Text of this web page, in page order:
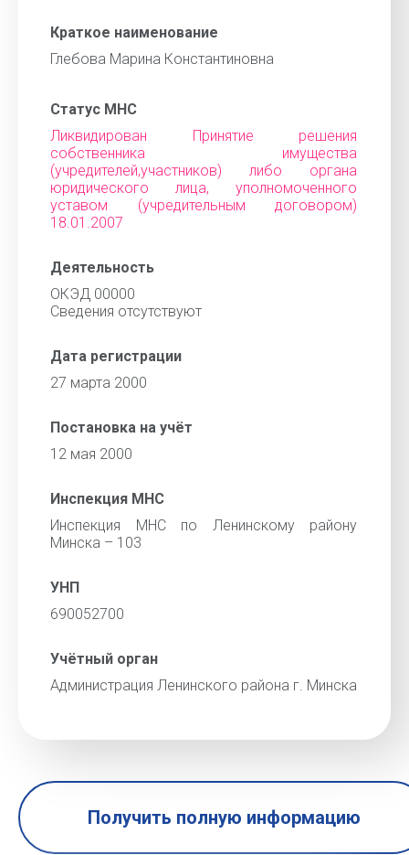
Краткое наименование
Глебова Марина Константиновна
Статус МНС
Ликвидирован Принятие решения
собственника имущества
(учредителей,участников) либо органа
юридического лица, уполномоченного
уставом (учредительным договором)
18.01.2007
Деятельность
ОКЭД 00000
Cведения отсутствуют
Дата регистрации
27 марта 2000
Постановка на учёт
12 мая 2000
Инспекция МНС
Инспекция МНС по Ленинскому району
Минска – 103
УНП
690052700
Учётный орган
Администрация Ленинского района г. Минска
Получить полную информацию